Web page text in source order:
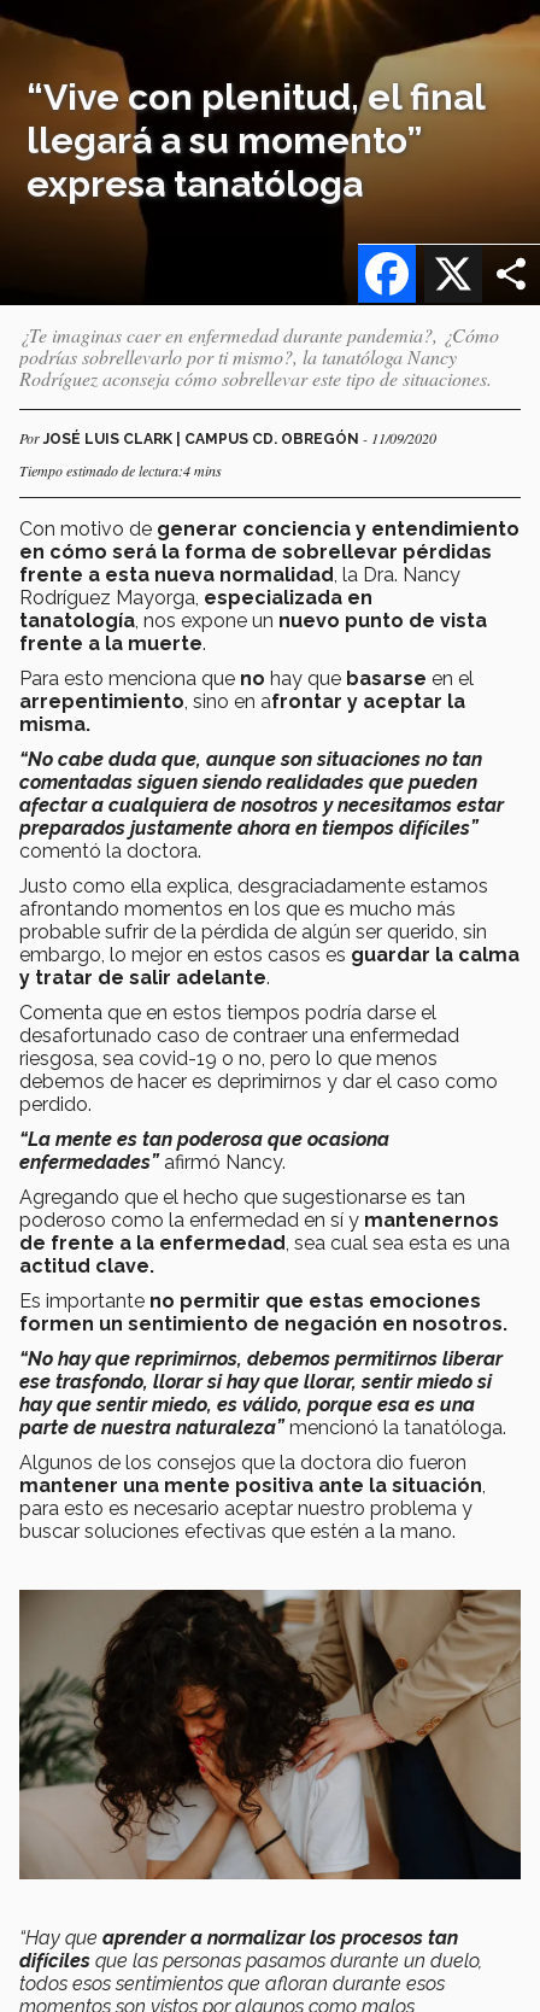
“Vive con plenitud, el final
llegará a su momento”
expresa tanatóloga
X
Facebook
¿Te imaginas caer en enfermedad durante pandemia?, ¿Cómo
podrías sobrellevarlo por ti mismo?, la tanatóloga Nancy
Rodríguez aconseja cómo sobrellevar este tipo de situaciones.
PorJOSÉ LUIS CLARK | CAMPUS CD. OBREGÓN - 11/09/2020
Tiempo estimado de lectura:4 mins
Con motivo de generar conciencia y entendimiento
en cómo será la forma de sobrellevar pérdidas
frente a esta nueva normalidad , la Dra. Nancy
Rodríguez Mayorga, especializada en
tanatología , nos expone un nuevo punto de vista
frente a la muerte.
Para esto menciona que no hay que basarse en el
arrepentimiento , sino en afrontar y aceptar la
misma.
“No cabe duda que, aunque son situaciones no tan
comentadas siguen siendo realidades que pueden
afectar a cualquiera de nosotros y necesitamos estar
preparados justamente ahora en tiempos difíciles”
comentó la doctora.
Justo como ella explica, desgraciadamente estamos
afrontando momentos en los que es mucho más
probable sufrir de la pérdida de algún ser querido, sin
embargo, lo mejor en estos casos es guardar la calma
y tratar de salir adelante.
Comenta que en estos tiempos podría darse el
desafortunado caso de contraer una enfermedad
riesgosa, sea covid-19 o no, pero lo que menos
debemos de hacer es deprimirnos y dar el caso como
perdido.
“La mente es tan poderosa que ocasiona
enfermedades” afirmó Nancy.
Agregando que el hecho que sugestionarse es tan
poderoso como la enfermedad en sí y mantenernos
de frente a la enfermedad , sea cual sea esta es una
actitud clave.
Es importante no permitir que estas emociones
formen un sentimiento de negación en nosotros.
“No hay que reprimirnos, debemos permitirnos liberar
ese trasfondo, llorar si hay que llorar, sentir miedo si
hay que sentir miedo, es válido, porque esa es una
parte de nuestra naturaleza”mencionó la tanatóloga.
Algunos de los consejos que la doctora dio fueron
mantener una mente positiva ante la situación
para esto es necesario aceptar nuestro problema y
buscar soluciones efectivas que estén a la mano.
“Hay que aprender a normalizar los procesos tan
difíciles que las personas pasamos durante un duelo,
todos esos sentimientos que afloran durante esos
momentos son vistos por algunos como malos